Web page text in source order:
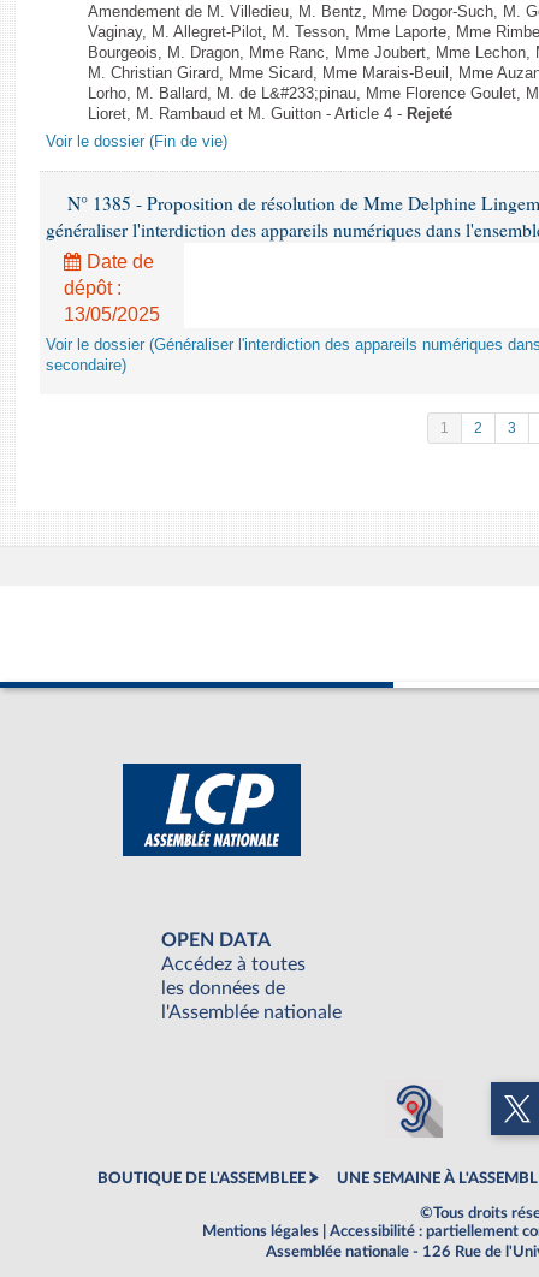
Amendement de M. Villedieu, M. Bentz, Mme Dogor-Such, M.
Vaginay, M. Allegret-Pilot, M. Tesson, Mme Laporte, Mme
Bourgeois, M. Dragon, Mme Ranc, Mme Joubert, Mme
M. Christian Girard, Mme Sicard, Mme Marais-Beuil, Mme
Lorho, M. Ballard, M. de L&#233;pinau, Mme Florence Goulet,
Lioret, M. Rambaud et M. Guitton - Article 4 - Rejeté
Voir le dossier (Fin de vie)
N° 1385 - Proposition de résolution de Mme Delphine
généraliser l'interdiction des appareils numériques dans
Date de
dépôt :
13/05/2025
Voir le dossier (Généraliser l'interdiction des appareils numériques
secondaire)
1 2 3
OPEN DATA
Accédez à toutes
les données de
l'Assemblée nationale
BOUTIQUE DE L'ASSEMBLEE UNE SEMAINE À
©Tous droits
Mentions légales
Accessibilité : partiellement
Assemblée nationale - 126 Rue de